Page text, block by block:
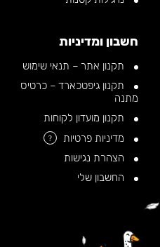
חשבון ומדיניות
תקנון אתר – תנאי שימוש
תקנון גיפטכארד – כרטיס
מתנה
תקנון מועדון לקוחות
מדיניות פרטיות
?
הצהרת נגישות
החשבון שלי